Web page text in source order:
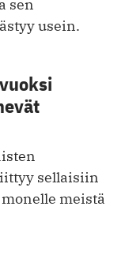
sen
usein.
sellaisiin
meistä